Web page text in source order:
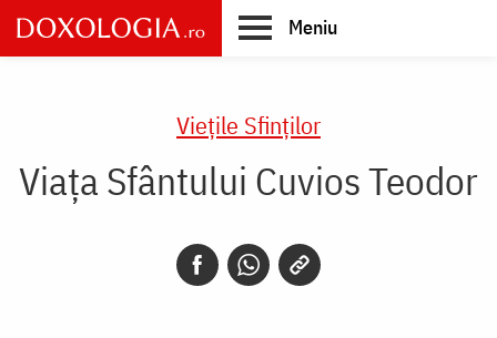
Skip
to
main
Meniu
Vieţile Sfinţilor
Viața Sfântului Cuvios Teodor